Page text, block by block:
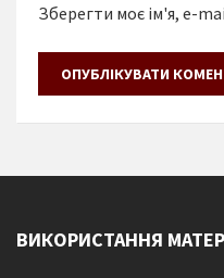
Зберегти моє ім'я, e-
ВИКОРИСТАННЯ